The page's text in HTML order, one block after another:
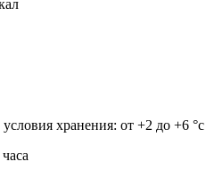
хранения: от +2 до +6 °с